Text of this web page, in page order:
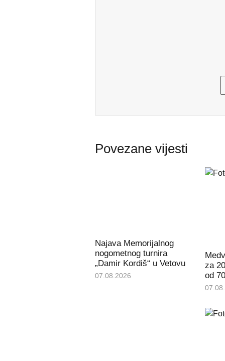
Povezane vijesti
Najava Memorijalnog
nogometnog turnira
„Damir Kordiš“ u Vetovu
07.08.2026
za
od